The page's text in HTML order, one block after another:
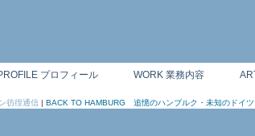
プロフィール WORK 業務内容
彷徨通信| BACK TO HAMBURG 追憶のハンブルク・未知のドイツ